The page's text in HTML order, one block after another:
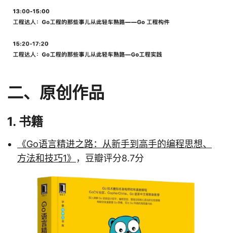
二、原创作品
1. 书籍
《Go语言精进之路：从新手到高手的编程思想、
方法和技巧1》 ，豆瓣评分8.7分